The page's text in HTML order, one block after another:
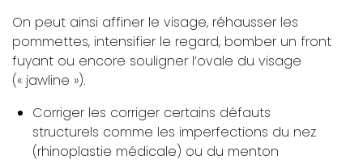
On peut ainsi affiner le visage, réhausser les
pommettes, intensifier le regard, bomber un front
fuyant ou encore souligner l’ovale du visage
(« jawline »).
Corriger les corriger certains défauts
structurels comme les imperfections du nez
(rhinoplastie médicale) ou du menton